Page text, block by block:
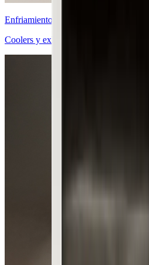
Enfriamiento de Bebidas
Coolers y exhibidores de bebidas